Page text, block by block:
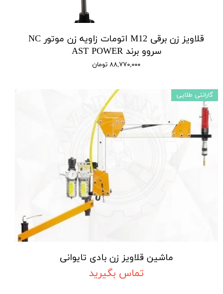
قلاویز زن برقی M12 اتومات زاویه زن موتور NC
سروو برند AST POWER
۸۸,۷۷۰,۰۰۰ تومان
ماشین قلاویز زن بادی تایوانی
تماس بگیرید
گارانتی طلایی